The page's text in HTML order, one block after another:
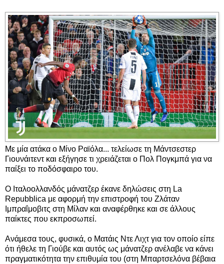
Με μία ατάκα ο Μίνο Ραϊόλα... τελείωσε τη Μάντσεστερ
Γιουνάιτεντ και εξήγησε τι χρειάζεται ο Πολ Πογκμπά για να
παίξει το ποδόσφαιρο του.
Ο Ιταλοολλανδός μάνατζερ έκανε δηλώσεις στη La
Repubblica με αφορμή την επιστροφή του Ζλάταν
Ιμπραΐμοβιτς στη Μίλαν και αναφέρθηκε και σε άλλους
παίκτες που εκπροσωπεί.
Ανάμεσα τους, φυσικά, ο Ματάις Ντε Λιχτ για τον οποίο είπε
ότι ήθελε τη Γιούβε και αυτός ως μάνατζερ ανέλαβε να κάνει
πραγματικότητα την επιθυμία του (στη Μπαρτσελόνα βέβαια